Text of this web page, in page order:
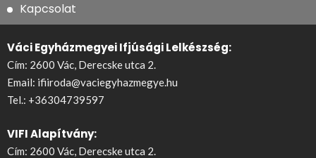
Kapcsolat
Váci Egyházmegyei Ifjúsági Lelkészség:
Cím: 2600 Vác, Derecske utca 2.
Email: ifiiroda@vaciegyhazmegye.hu
Tel.: +36304739597
VIFI Alapítvány:
Cím: 2600 Vác, Derecske utca 2.